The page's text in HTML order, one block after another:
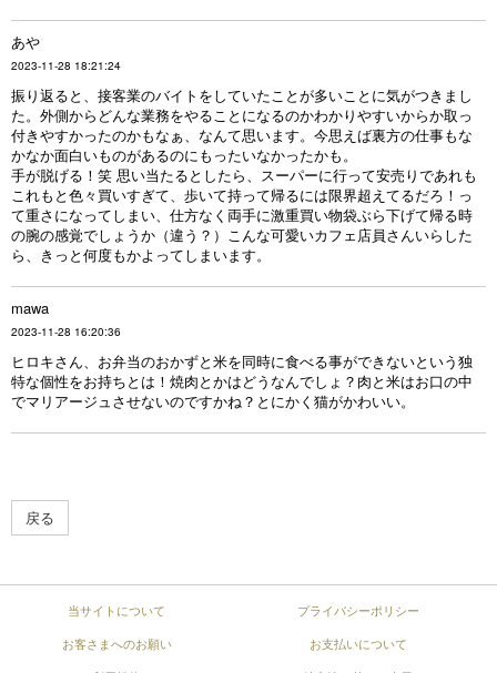
あや
2023-11-28 18:21:24
振り返ると、接客業のバイトをしていたことが多いことに気がつきまし
た。外側からどんな業務をやることになるのかわかりやすいからか取っ
付きやすかったのかもなぁ、なんて思います。今思えば裏方の仕事もな
かなか面白いものがあるのにもったいなかったかも。
手が脱げる！笑 思い当たるとしたら、スーパーに行って安売りであれも
これもと色々買いすぎて、歩いて持って帰るには限界超えてるだろ！っ
て重さになってしまい、仕方なく両手に激重買い物袋ぶら下げて帰る時
の腕の感覚でしょうか（違う？）こんな可愛いカフェ店員さんいらした
ら、きっと何度もかよってしまいます。
mawa
2023-11-28 16:20:36
ヒロキさん、お弁当のおかずと米を同時に食べる事ができないという独
特な個性をお持ちとは！焼肉とかはどうなんでしょ？肉と米はお口の中
でマリアージュさせないのですかね？とにかく猫がかわいい。
戻る
当サイトについて
プライバシーポリシー
お客さまへのお願い
お支払いについて